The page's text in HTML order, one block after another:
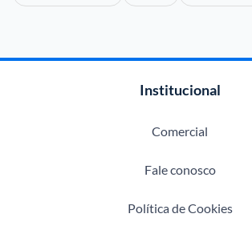
Institucional
Comercial
Fale conosco
Política de Cookies